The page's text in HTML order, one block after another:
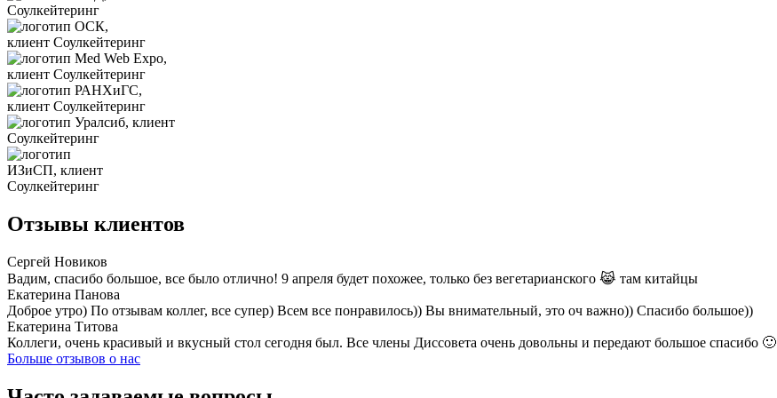
Отзывы клиентов
Сергей Новиков
Вадим, спасибо большое, все было отлично! 9 апреля будет похожее, только без вегетарианского 😹 там китайцы
Екатерина Панова
Доброе утро) По отзывам коллег, все супер) Всем все понравилось)) Вы внимательный, это оч важно)) Спасибо большое))
Екатерина Титова
Коллеги, очень красивый и вкусный стол сегодня был. Все члены Диссовета очень довольны и передают большое спасибо 🙂
Больше отзывов о нас